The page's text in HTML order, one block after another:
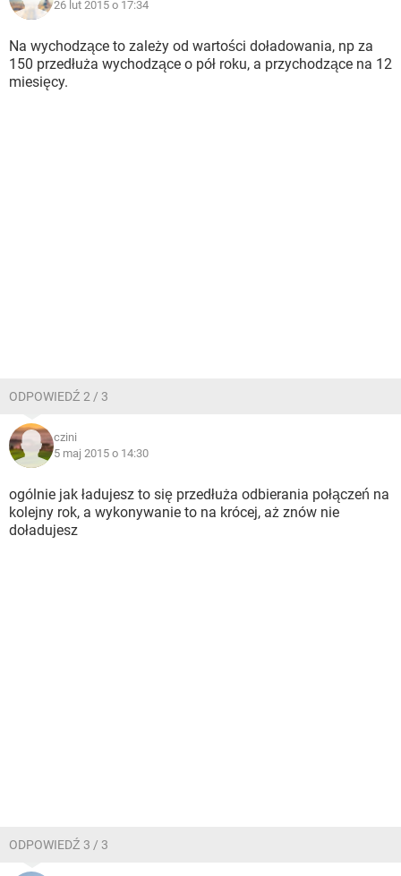
26 lut 2015 o 17:34
Na wychodzące to zależy od wartości doładowania, np za
150 przedłuża wychodzące o pół roku, a przychodzące na 12
miesięcy.
ODPOWIEDŹ 2 / 3
czini
5 maj 2015 o 14:30
ogólnie jak ładujesz to się przedłuża odbierania połączeń na
kolejny rok, a wykonywanie to na krócej, aż znów nie
doładujesz
ODPOWIEDŹ 3 / 3